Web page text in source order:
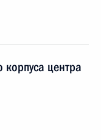
корпуса центра